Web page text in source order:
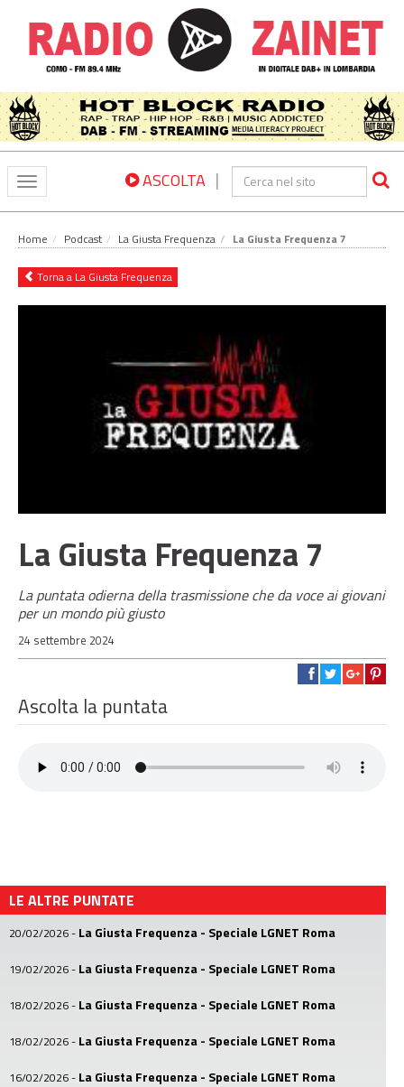
Toggle
navigation
ASCOLTA |
Home Podcast La Giusta Frequenza La Giusta Frequenza 7
Torna a La Giusta Frequenza
La Giusta Frequenza 7
La puntata odierna della trasmissione che da voce ai giovani
per un mondo più giusto
24 settembre 2024
Ascolta la puntata
LE ALTRE PUNTATE
20/02/2026- La Giusta Frequenza - Speciale LGNET Roma
19/02/2026- La Giusta Frequenza - Speciale LGNET Roma
18/02/2026- La Giusta Frequenza - Speciale LGNET Roma
18/02/2026- La Giusta Frequenza - Speciale LGNET Roma
16/02/2026- La Giusta Frequenza - Speciale LGNET Roma